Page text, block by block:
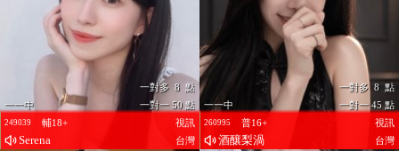
一一中
一對多 8 點
一對一 50 點
輔18+
視訊
249039
Serena 台灣
一一中
一對多 8 點
一對一 45 點
普16+
視訊
260995
酒釀梨渦 台灣